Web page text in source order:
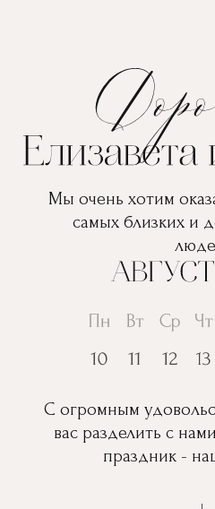
Мы очень хотим
самых близких и
С огромным
вас разделить с
праздник -